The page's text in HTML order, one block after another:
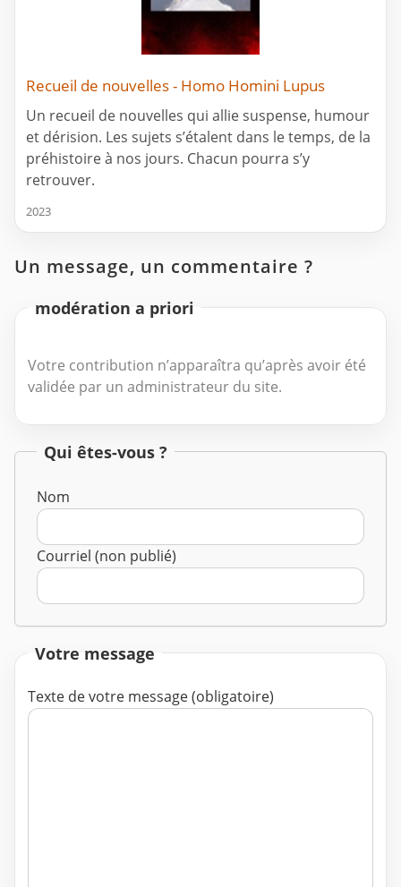
Recueil de nouvelles - Homo Homini Lupus
Un recueil de nouvelles qui allie suspense, humour
et dérision. Les sujets s’étalent dans le temps, de la
préhistoire à nos jours. Chacun pourra s’y
retrouver.
2023
Un message, un commentaire ?
modération a priori
Votre contribution n’apparaîtra qu’après avoir été
validée par un administrateur du site.
Qui êtes-vous ?
Nom
Courriel (non publié)
Votre message
Texte de votre message (obligatoire)